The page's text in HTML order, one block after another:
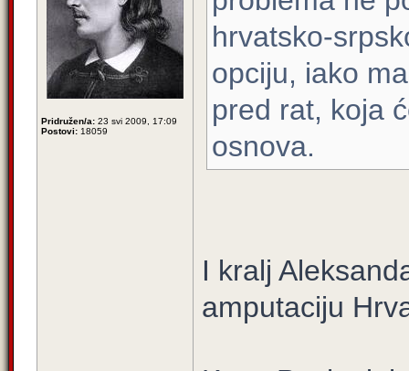
Pridružen/a: 23 svi 2009, 17:09
Postovi: 18059
hrvatsko-
opciju, iako
pred rat, koja
osnova.
I kralj
amputaciju